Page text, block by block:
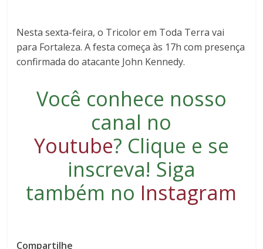
Nesta sexta-feira, o Tricolor em Toda Terra vai
para Fortaleza. A festa começa às 17h com presença
confirmada do atacante John Kennedy.
Você conhece nosso
canal no
Youtube? Clique e se
inscreva! Siga
também no Instagram
Compartilhe